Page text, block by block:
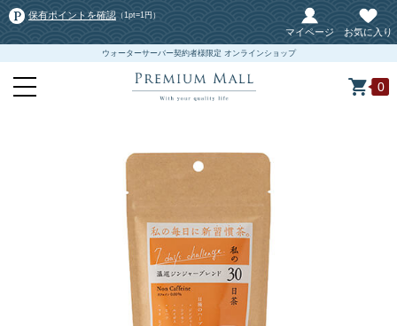
保有ポイントを確認 （1pt=1円）
マイページ お気に入り
ウォーターサーバー契約者様限定 オンラインショップ
0